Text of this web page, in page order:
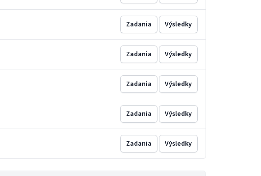
Zadania Výsledky
Zadania Výsledky
Zadania Výsledky
Zadania Výsledky
Zadania Výsledky